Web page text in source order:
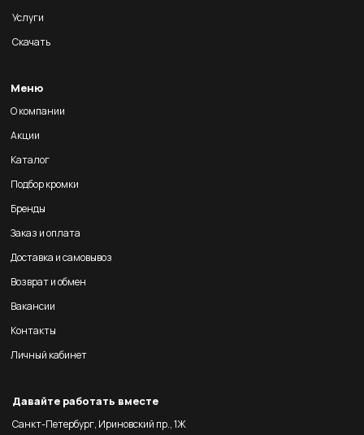
Услуги
Скачать
Меню
О компании
Акции
Каталог
Подбор кромки
Бренды
Заказ и оплата
Доставка и самовывоз
Возврат и обмен
Вакансии
Контакты
Личный кабинет
Давайте работать вместе
Санкт-Петербург, Ириновский пр., 1Ж